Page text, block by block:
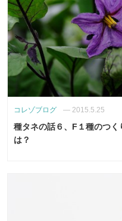
コレゾブログ — 2015.5.25
種タネの話６、F１種のつ
は？